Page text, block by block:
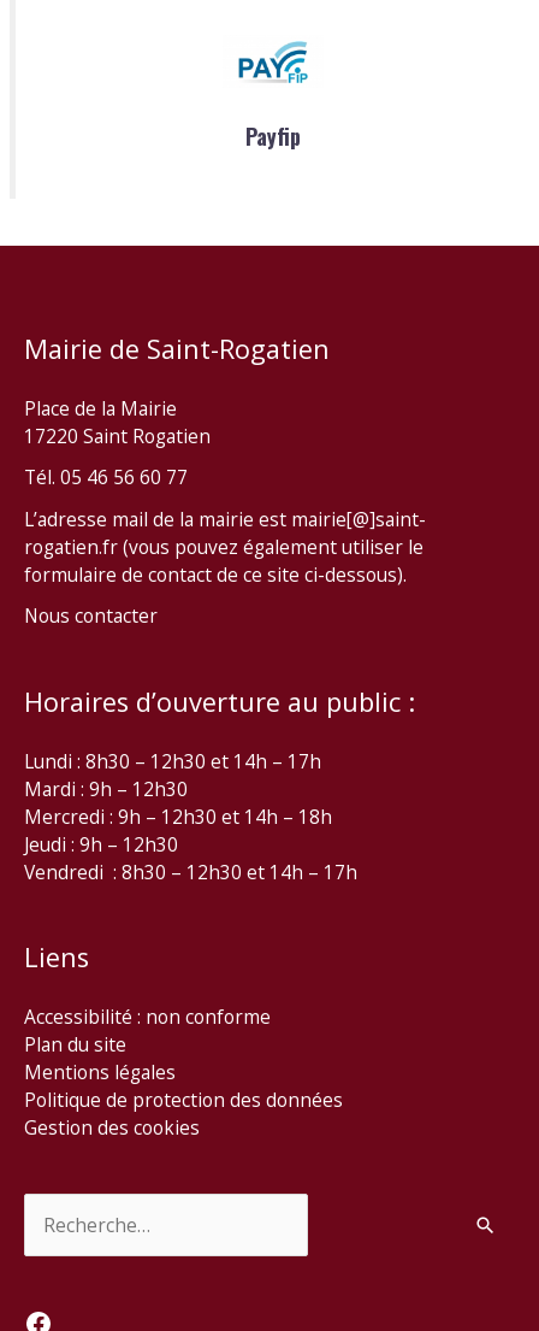
Payfip
Mairie de Saint-Rogatien
Place de la Mairie
17220 Saint Rogatien
Tél. 05 46 56 60 77
L’adresse mail de la mairie est mairie[@]saint-
rogatien.fr (vous pouvez également utiliser le
formulaire de contact de ce site ci-dessous).
Nous contacter
Horaires d’ouverture au public :
Lundi : 8h30 – 12h30 et 14h – 17h
Mardi : 9h – 12h30
Mercredi : 9h – 12h30 et 14h – 18h
Jeudi : 9h – 12h30
Vendredi : 8h30 – 12h30 et 14h – 17h
Liens
Accessibilité : non conforme
Plan du site
Mentions légales
Politique de protection des données
Gestion des cookies
Facebook